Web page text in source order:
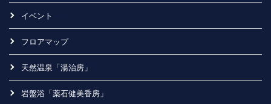
イベント
フロアマップ
天然温泉「湯治房」
岩盤浴「薬石健美香房」